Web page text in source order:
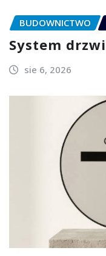
BUDOWNICTWO
System
sie 6, 2026